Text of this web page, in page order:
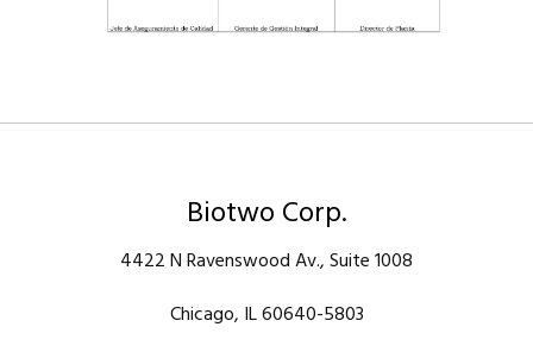
Biotwo Corp.
4422 N Ravenswood Av., Suite 1008
Chicago, IL 60640-5803